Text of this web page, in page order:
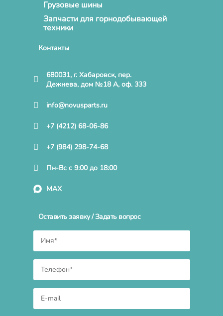
Грузовые шины
Запчасти для горнодобывающей
техники
Контакты
680031, г. Хабаровск, пер.
Дежнева, дом №18 А, оф. 333
info@novusparts.ru
+7 (4212) 68-06-86
+7 (984) 298-74-68
Пн-Вс с 9:00 до 18:00
MAX
Оставить заявку / Задать вопрос